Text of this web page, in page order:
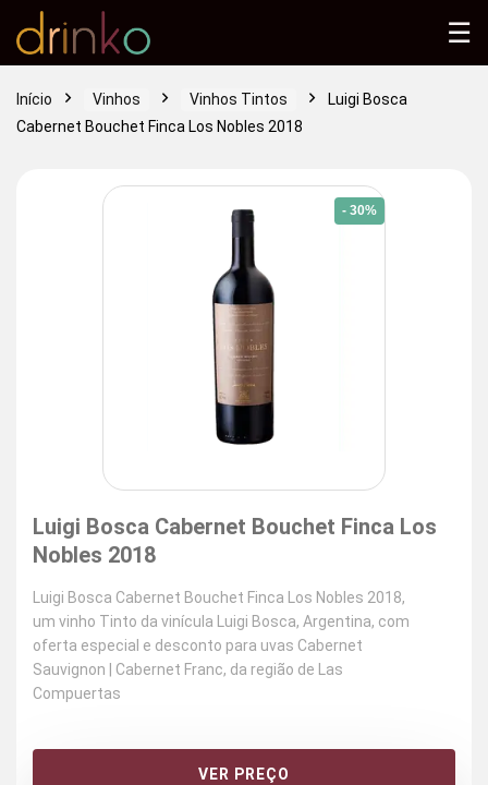
Início Vinhos Vinhos Tintos
Luigi Bosca
Cabernet Bouchet Finca Los Nobles 2018
- 30%
Luigi Bosca Cabernet Bouchet Finca Los
Nobles 2018
Luigi Bosca Cabernet Bouchet Finca Los Nobles 2018,
um vinho Tinto da vinícula Luigi Bosca, Argentina, com
oferta especial e desconto para uvas Cabernet
Sauvignon | Cabernet Franc, da região de Las
Compuertas
VER PREÇO
☰